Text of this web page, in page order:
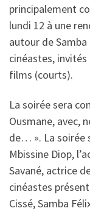
principalement
lundi 12 à une
autour de
cinéastes,
films (courts).
La soirée sera
Ousmane, avec,
de… ». La soirée
Mbissine Diop,
Savané, actrice
cinéastes
Cissé, Samba